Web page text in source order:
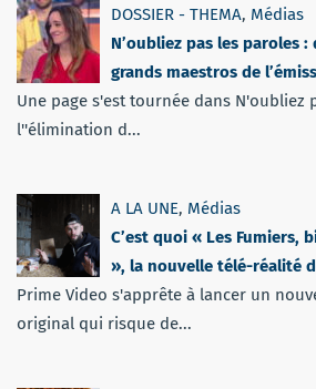
DOSSIER - THEMA, Médias
N’oubliez pas les paroles
grands maestros de
Une page s'est tournée dans N'oubliez
l''élimination d...
A LA UNE, Médias
C’est quoi « Les Fumiers,
», la nouvelle télé-réalité
Prime Video s'apprête à lancer un
original qui risque de...